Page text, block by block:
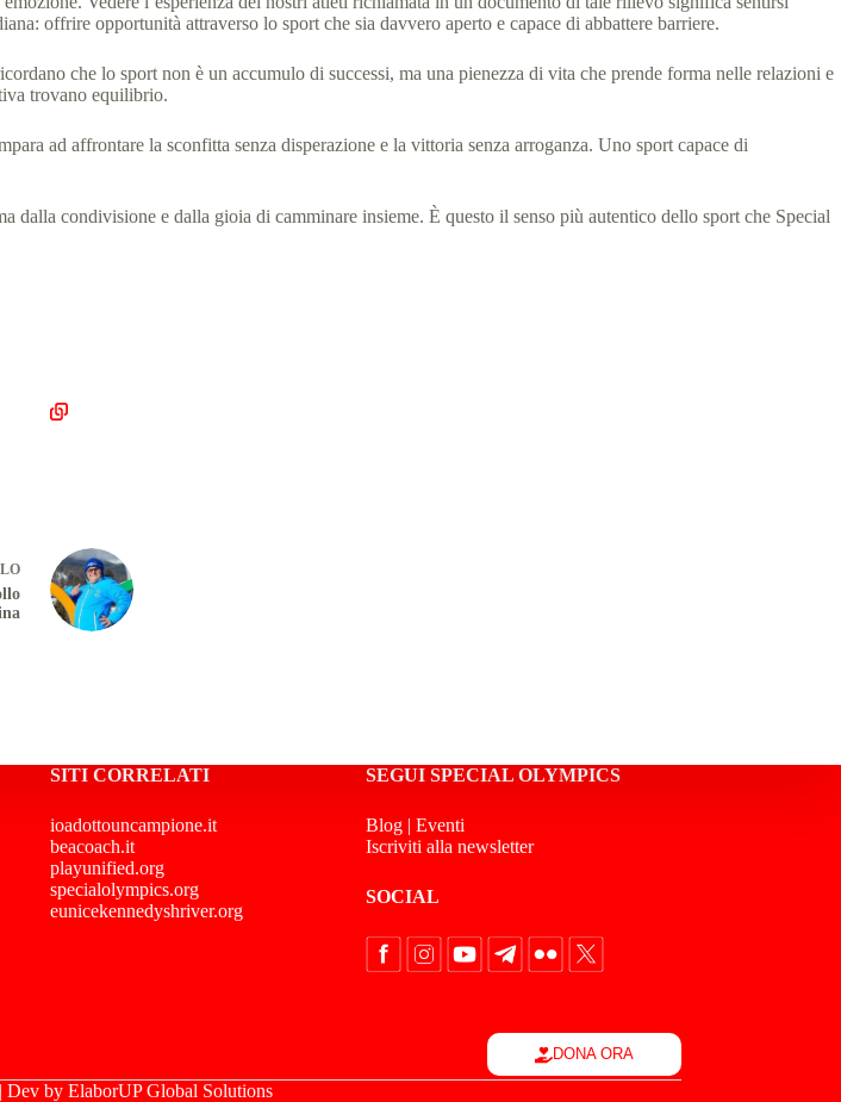
offrire opportunità attraverso lo sport che sia davvero aperto e capace di abbattere barriere.
che lo sport non è un accumulo di successi, ma una pienezza di vita che prende forma nelle relazioni e
trovano equilibrio.
ad affrontare la sconfitta senza disperazione e la vittoria senza arroganza. Uno sport capace di
dalla condivisione e dalla gioia di camminare insieme. È questo il senso più autentico dello sport che Special
SITI CORRELATI
ioadottouncampione.it
beacoach.it
playunified.org
specialolympics.org
eunicekennedyshriver.org
SEGUI SPECIAL OLYMPICS
Blog| Eventi
Iscriviti alla newsletter
SOCIAL
DONA ORA
Dev byElaborUP Global Solutions